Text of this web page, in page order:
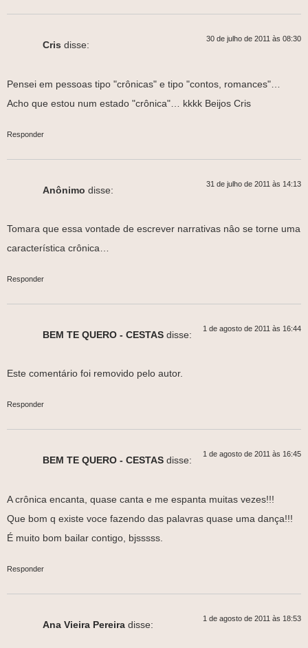
Cris disse:
30 de julho de 2011 às 08:30
Pensei em pessoas tipo "crônicas" e tipo "contos, romances"…
Acho que estou num estado "crônica"… kkkk Beijos Cris
Responder
Anônimo disse:
31 de julho de 2011 às 14:13
Tomara que essa vontade de escrever narrativas nâo se torne uma
característica crônica…
Responder
BEM TE QUERO - CESTAS disse:
1 de agosto de 2011 às 16:44
Este comentário foi removido pelo autor.
Responder
BEM TE QUERO - CESTAS disse:
1 de agosto de 2011 às 16:45
A crônica encanta, quase canta e me espanta muitas vezes!!!
Que bom q existe voce fazendo das palavras quase uma dança!!!
É muito bom bailar contigo, bjsssss.
Responder
Ana Vieira Pereira disse:
1 de agosto de 2011 às 18:53